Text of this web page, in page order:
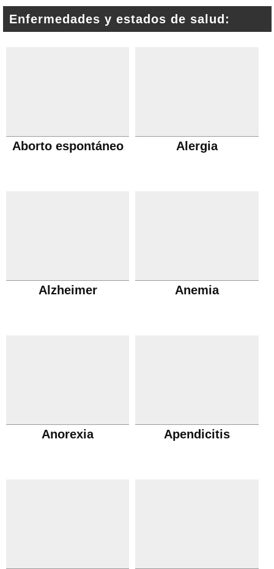
Enfermedades y estados de salud:
Aborto espontáneo Alergia
Alzheimer Anemia
Anorexia Apendicitis